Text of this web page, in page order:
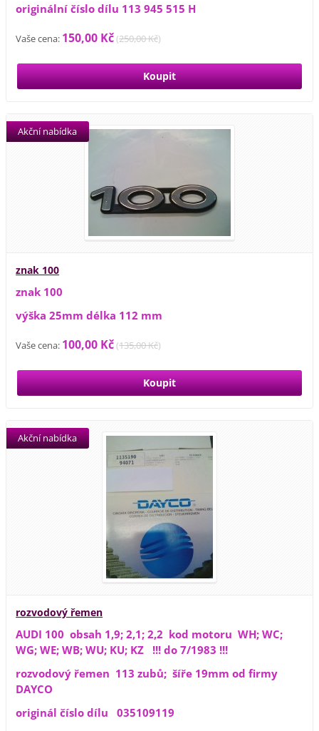
originální číslo dílu 113 945 515 H
Vaše cena: 150,00 Kč(250,00 Kč)
znak 100
Akční nabídka
znak 100
výška 25mm délka 112 mm
Vaše cena: 100,00 Kč(135,00 Kč)
rozvodový řemen
Akční nabídka
AUDI 100 obsah 1,9; 2,1; 2,2 kod motoru WH; WC;
WG; WE; WB; WU; KU; KZ !!! do 7/1983 !!!
rozvodový řemen 113 zubů; šíře 19mm od firmy
DAYCO
originál číslo dílu 035109119